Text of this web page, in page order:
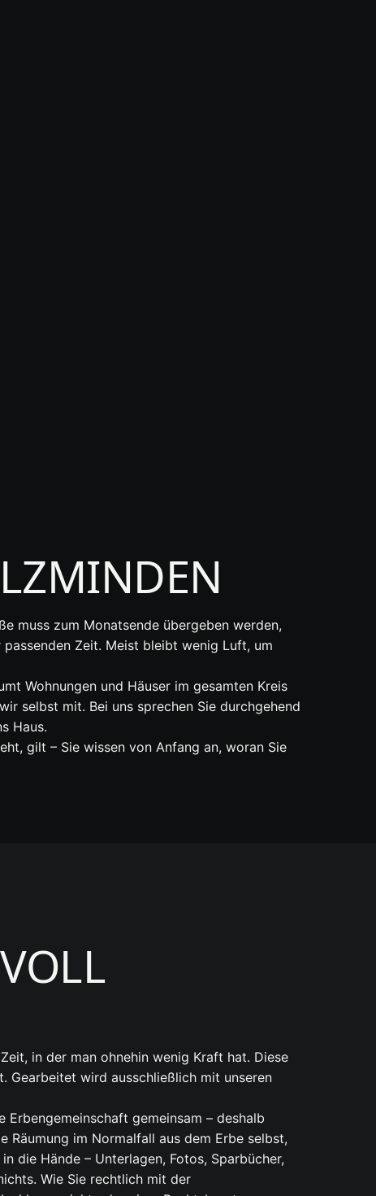
muss zum Monatsende übergeben werden,
Zeit. Meist bleibt wenig Luft, um
Wohnungen und Häuser im gesamten Kreis
selbst mit. Bei uns sprechen Sie durchgehend
Haus.
gilt – Sie wissen von Anfang an, woran Sie
in der man ohnehin wenig Kraft hat. Diese
Gearbeitet wird ausschließlich mit unseren
gemeinsam – deshalb
im Normalfall aus dem Erbe selbst,
die Hände – Unterlagen, Fotos, Sparbücher,
Wie Sie rechtlich mit der